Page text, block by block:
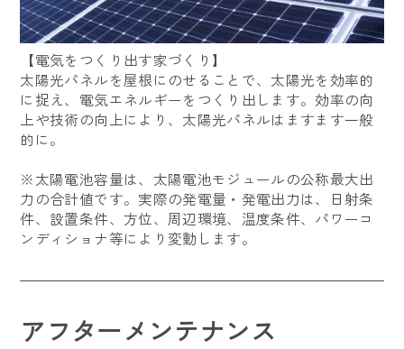
【電気をつくり出す家づくり】
太陽光パネルを屋根にのせることで、太陽光を効率的
に捉え、電気エネルギーをつくり出します。効率の向
上や技術の向上により、太陽光パネルはますます一般
的に。
※太陽電池容量は、太陽電池モジュールの公称最大出
力の合計値です。実際の発電量・発電出力は、日射条
件、設置条件、方位、周辺環境、温度条件、パワーコ
ンディショナ等により変動します。
アフターメンテナンス